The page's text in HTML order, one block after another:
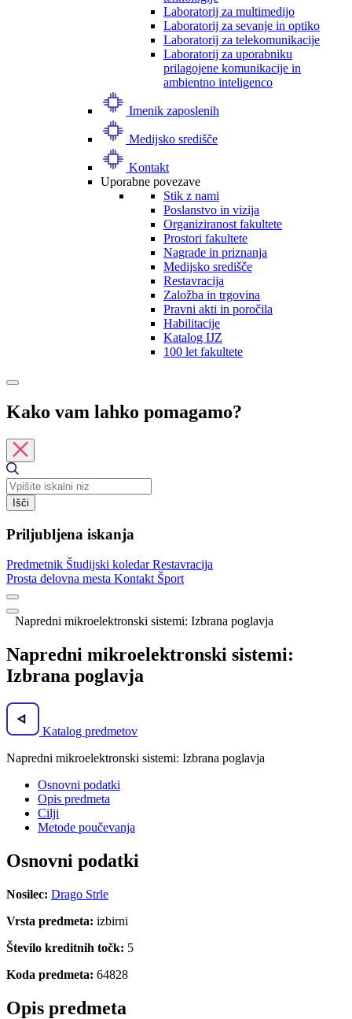
Laboratorij za multimedijo
Laboratorij za sevanje in optiko
Laboratorij za telekomunikacije
Laboratorij za uporabniku
prilagojene komunikacije in
ambientno inteligenco
Imenik zaposlenih
Medijsko središče
Kontakt
Uporabne povezave
Stik z nami
Poslanstvo in vizija
Organiziranost fakultete
Prostori fakultete
Nagrade in priznanja
Medijsko središče
Restavracija
Založba in trgovina
Pravni akti in poročila
Habilitacije
Katalog IJZ
100 let fakultete
Kako vam lahko pomagamo?
Išči
Priljubljena iskanja
Predmetnik Študijski koledarRestavracija
Prosta delovna mesta Kontakt Šport
Napredni mikroelektronski sistemi: Izbrana poglavja
Napredni mikroelektronski sistemi:
Izbrana poglavja
Katalog predmetov
Napredni mikroelektronski sistemi: Izbrana poglavja
Osnovni podatki
Opis predmeta
Cilji
Metode poučevanja
Osnovni podatki
Nosilec: Drago Strle
Vrsta predmeta: izbirni
Število kreditnih točk: 5
Koda predmeta: 64828
Opis predmeta